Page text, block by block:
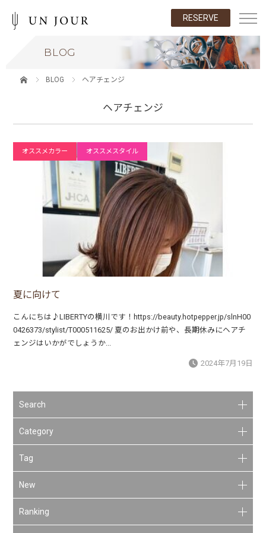
RESERVE
BLOG
BLOG ヘアチェンジ
ヘアチェンジ
オススメカラー オススメスタイル
夏に向けて
こんにちは♪LIBERTYの横川です！https://beauty.hotpepper.jp/slnH00
0426373/stylist/T000511625/ 夏のお出かけ前や、長期休みにヘアチ
ェンジはいかがでしょうか...
2024年7月19日
Search
Category
Tag
New
Ranking